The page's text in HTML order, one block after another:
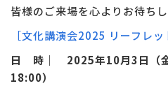
皆様のご来場を心よりお待ちし
［文化講演会2025 リーフレッ
日 時｜ 2025年10月3日（
18:00）